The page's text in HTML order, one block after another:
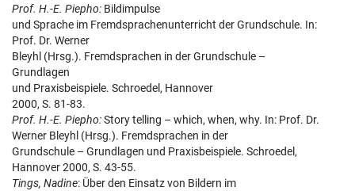
Prof. H.-E. Piepho: Bildimpulse
und Sprache im Fremdsprachenunterricht der Grundschule. In:
Prof. Dr. Werner
Bleyhl (Hrsg.). Fremdsprachen in der Grundschule –
Grundlagen
und Praxisbeispiele. Schroedel, Hannover
2000, S. 81-83.
Prof. H.-E. Piepho:Story telling – which, when, why. In: Prof. Dr.
Werner Bleyhl (Hrsg.). Fremdsprachen in der
Grundschule – Grundlagen und Praxisbeispiele. Schroedel,
Hannover 2000, S. 43-55.
Tings, Nadine: Über den Einsatz von Bildern im